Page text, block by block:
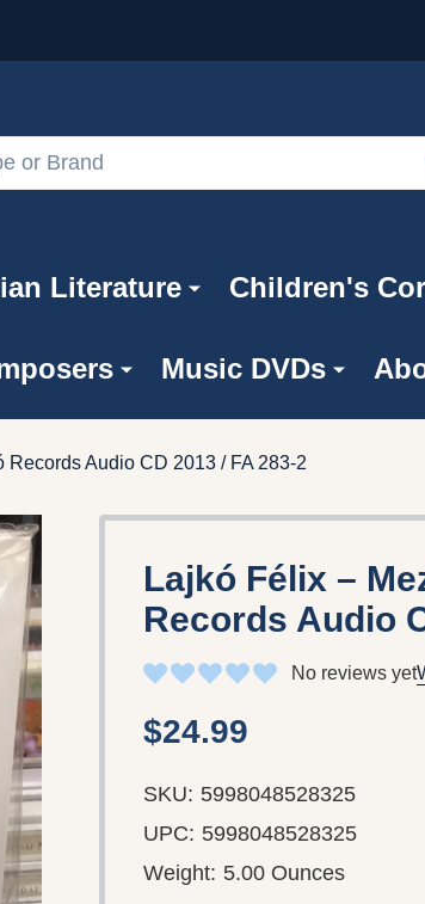
Literature Children's
Music DVDs
‎Audio CD 2013 / FA 283-2
Lajkó Félix ‎–
Records ‎Audio
No reviews yet
$24.99
SKU: 5998048528325
UPC: 5998048528325
Weight: 5.00 Ounces